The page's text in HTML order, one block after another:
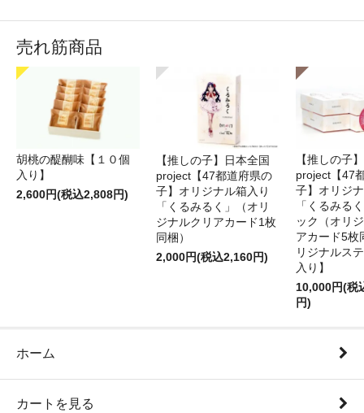
売れ筋商品
胡桃の醍醐味【１０個
入り】
2,600円(税込2,808円)
【推しの子】日本全国
project【47都道府県の
子】オリジナル箱入り
「くるみるく」（オリ
ジナルクリアカード1枚
同梱）
2,000円(税込2,160円)
【推しの子
project【47
子】オリジ
「くるみる
ック（オリ
アカード5枚
リジナルス
入り】
10,000円(税
円)
ホーム
カートを見る